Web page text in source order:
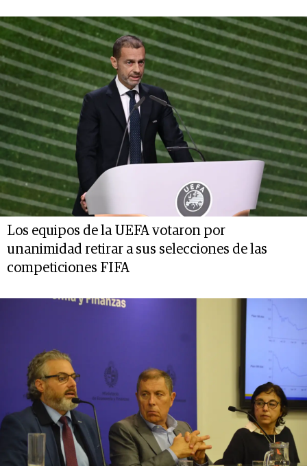
Los equipos de la UEFA votaron por
unanimidad retirar a sus selecciones de las
competiciones FIFA